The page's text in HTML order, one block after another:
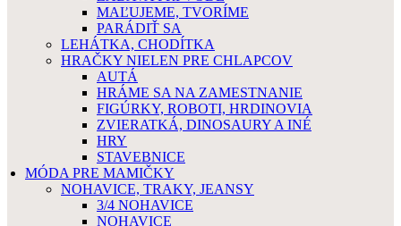
MAĽUJEME, TVORÍME
PARÁDIŤ SA
LEHÁTKA, CHODÍTKA
HRAČKY NIELEN PRE CHLAPCOV
AUTÁ
HRÁME SA NA ZAMESTNANIE
FIGÚRKY, ROBOTI, HRDINOVIA
ZVIERATKÁ, DINOSAURY A INÉ
HRY
STAVEBNICE
MÓDA PRE MAMIČKY
NOHAVICE, TRAKY, JEANSY
3/4 NOHAVICE
NOHAVICE